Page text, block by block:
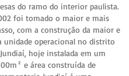
do ramo do interior paulista.
foi tomado o maior e mais
com a construção da maior e
unidade operacional no distrito
hoje instalada em um
e área construída de